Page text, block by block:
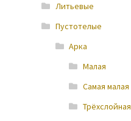
Литьевые
Пустотелые
Арка
Малая
Самая малая
Трёхслойная